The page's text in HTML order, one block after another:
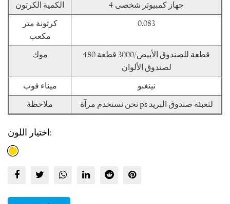
الكمية الكرتون
4 جهاز كمبيوتر شخصى
كرتونة متر
مكعب
0.083
موك
480 قطعة للصندوق الأبيض/3000 قطعة
لصندوق الألوان
ميناء فوب
نينغبو
ملاحظة
نحن نستخدم مرآة ps لتعبئة صندوق البريد
اختيار اللون: